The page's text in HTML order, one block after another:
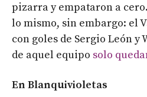
pizarra y empataron a
lo mismo, sin embargo: el
con goles de Sergio León
de aquel equipo solo
En Blanquivioletas